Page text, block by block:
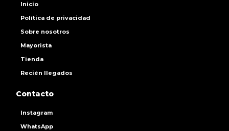
Inicio
Política de privacidad
Sobre nosotros
Mayorista
Tienda
Recién llegados
Instagram
WhatsApp
Contacto